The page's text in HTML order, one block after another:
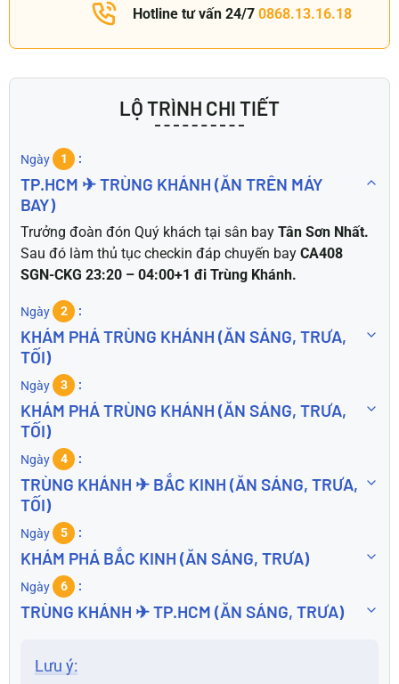
LỘ TRÌNH CHI TIẾT
Ngày 1
TP.HCM ✈ TRÙNG KHÁNH (ĂN TRÊN MÁY
BAY)
Trưởng đoàn đón Quý khách tại sân bayTân Sơn Nhất.
Sau đó làm thủ tục checkin đáp chuyến bayCA408
SGN-CKG 23:20 – 04:00+1 đi Trùng Khánh.
Ngày 2
KHÁM PHÁ TRÙNG KHÁNH (ĂN SÁNG, TRƯA,
TỐI)
Ngày 3
KHÁM PHÁ TRÙNG KHÁNH (ĂN SÁNG, TRƯA,
TỐI)
Ngày 4
TRÙNG KHÁNH ✈ BẮC KINH (ĂN SÁNG, TRƯA,
TỐI)
Ngày 5
KHÁM PHÁ BẮC KINH (ĂN SÁNG, TRƯA)
Ngày 6
TRÙNG KHÁNH ✈ TP.HCM (ĂN SÁNG, TRƯA)
Lưu ý:
Hotline tư vấn 24/7 0868.13.16.18